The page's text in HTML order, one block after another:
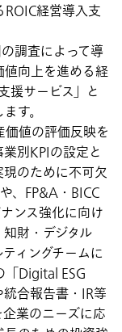
経営導入支
調査によって導
値向上を進める経
援サービス」と
す。
値の評価反映を
別KPIの設定と
のために不可欠
、FP&A・BICC
ンス強化に向け
財・デジタル
ィングチームに
「Digital ESG
合報告書・IR等
業のニーズに応